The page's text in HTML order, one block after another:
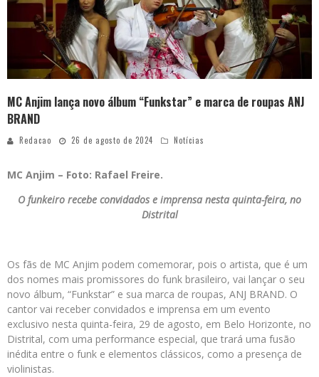
MC Anjim lança novo álbum “Funkstar” e marca de roupas ANJ
BRAND
Redacao 26 de agosto de 2024 Notícias
MC Anjim – Foto: Rafael Freire.
O funkeiro recebe convidados e imprensa nesta quinta-feira, no
Distrital
Os fãs de MC Anjim podem comemorar, pois o artista, que é um
dos nomes mais promissores do funk brasileiro, vai lançar o seu
novo álbum, “Funkstar” e sua marca de roupas, ANJ BRAND. O
cantor vai receber convidados e imprensa em um evento
exclusivo nesta quinta-feira, 29 de agosto, em Belo Horizonte, no
Distrital, com uma performance especial, que trará uma fusão
inédita entre o funk e elementos clássicos, como a presença de
violinistas.